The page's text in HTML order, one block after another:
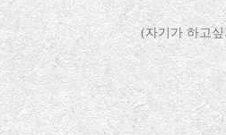
(자기가 하고